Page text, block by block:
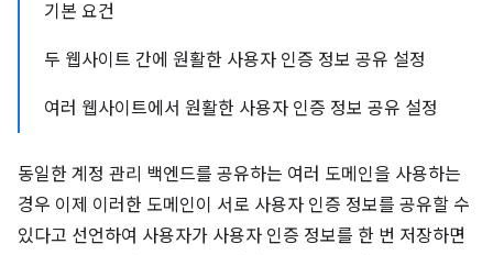
기본 요건
두 웹사이트 간에 원활한 사용자 인증 정보 공유 설정
여러 웹사이트에서 원활한 사용자 인증 정보 공유 설정
동일한 계정 관리 백엔드를 공유하는 여러 도메인을 사용하는
경우 이제 이러한 도메인이 서로 사용자 인증 정보를 공유할 수
있다고 선언하여 사용자가 사용자 인증 정보를 한 번 저장하면